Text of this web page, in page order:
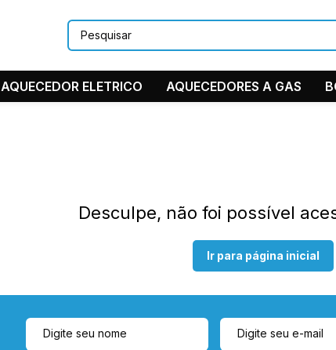
AQUECEDOR ELETRICO AQUECEDORES A GAS
Desculpe, não foi possível
Ir para página inicial